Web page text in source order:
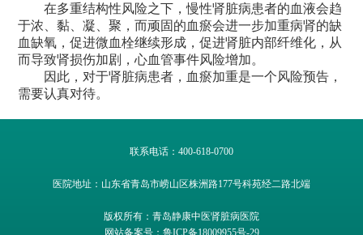
在多重结构性风险之下，慢性肾脏病患者的血液会趋
于浓、黏、凝、聚，而顽固的血瘀会进一步加重病肾的缺
血缺氧，促进微血栓继续形成，促进肾脏内部纤维化，从
而导致肾损伤加剧，心血管事件风险增加。
因此，对于肾脏病患者，血瘀加重是一个风险预告，
需要认真对待。
联系电话：400-618-0700
医院地址：山东省青岛市崂山区株洲路177号科苑经二路北端
版权所有：青岛静康中医肾脏病医院